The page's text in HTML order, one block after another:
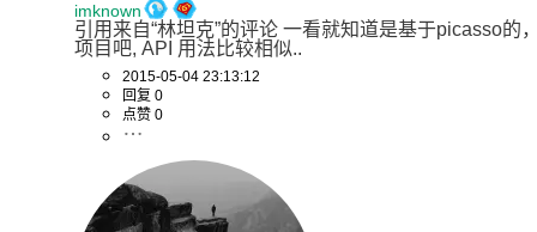
imknown
引用来自“林坦克”的评论 一看就知道是基于picasso的
项目吧, API 用法比较相似..
2015-05-04 23:13:12
回复 0
点赞 0